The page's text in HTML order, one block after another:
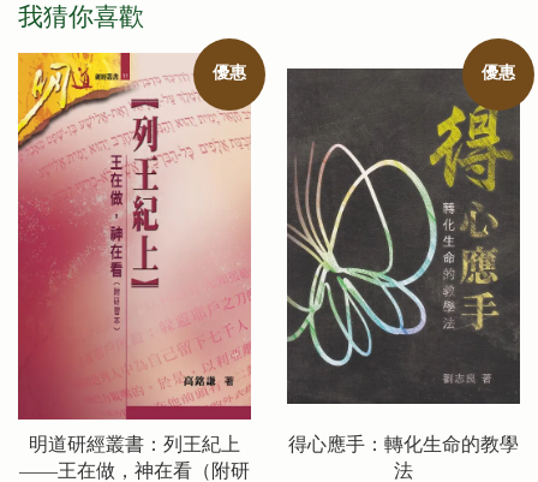
我猜你喜歡
優惠
明道研經叢書：列王紀上
——王在做，神在看（附研
優惠
得心應手：轉化生命的教學
法